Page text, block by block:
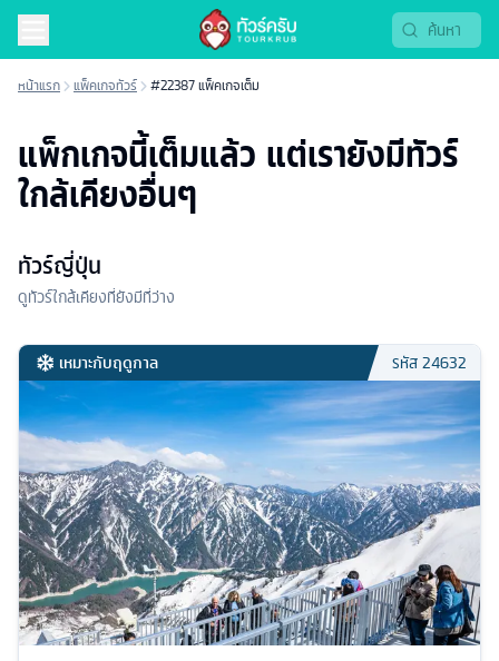
หน้าแรก แพ็คเกจทัวร์ #22387 แพ็คเกจเต็ม
แพ็กเกจนี้เต็มแล้ว แต่เรายังมีทัวร์
ใกล้เคียงอื่นๆ
ทัวร์ญี่ปุ่น
ดูทัวร์ใกล้เคียงที่ยังมีที่ว่าง
เหมาะกับฤดูกาล รหัส24632